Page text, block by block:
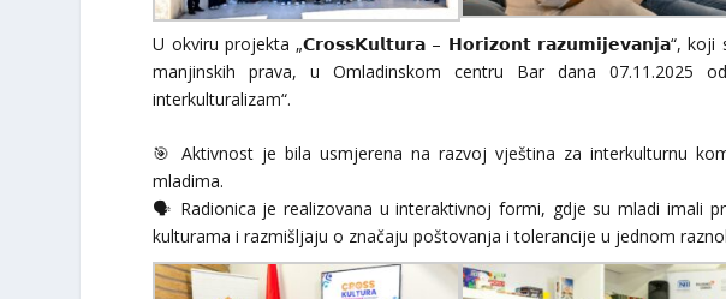
U okviru projekta „𝗖𝗿𝗼𝘀𝘀𝗞𝘂𝗹𝘁𝘂𝗿𝗮 – 𝗛𝗼𝗿𝗶𝘇𝗼𝗻𝘁 𝗿𝗮𝘇𝘂𝗺𝗶𝗷𝗲𝘃𝗮𝗻𝗷𝗮“, koji
manjinskih prava, u Omladinskom centru Bar dana 07.11.2025
interkulturalizam“.
🎯 Aktivnost je bila usmjerena na razvoj vještina za interkulturnu
mladima.
🗣️ Radionica je realizovana u interaktivnoj formi, gdje su mladi imali
kulturama i razmišljaju o značaju poštovanja i tolerancije u jednom